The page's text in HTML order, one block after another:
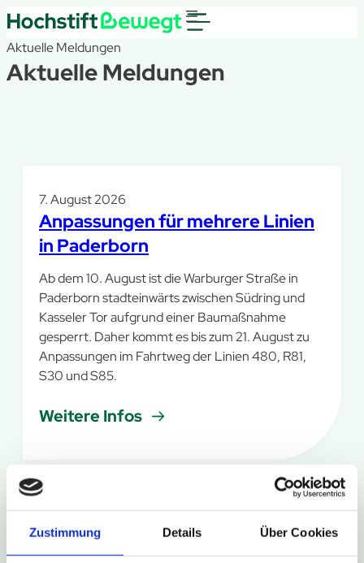
Zustimmung Details Über Cookies
Aktuelle Meldungen
Aktuelle Meldungen
7. August 2026
Anpassungen für mehrere Linien
in Paderborn
Ab dem 10. August ist die Warburger Straße in
Paderborn stadteinwärts zwischen Südring und
Kasseler Tor aufgrund einer Baumaßnahme
gesperrt. Daher kommt es bis zum 21. August zu
Anpassungen im Fahrtweg der Linien 480, R81,
S30 und S85.
Weitere Infos
Kurze Umleitung in Bad Driburg-